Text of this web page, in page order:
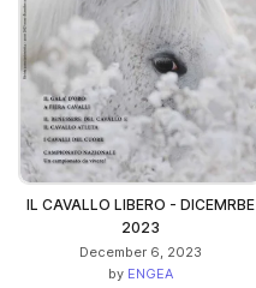
IL CAVALLO LIBERO - DICEMRBE
2023
December 6, 2023
by ENGEA